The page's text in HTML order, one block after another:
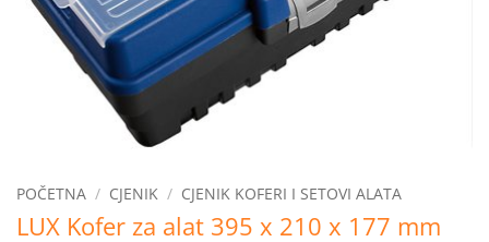
POČETNA / CJENIK / CJENIK KOFERI I SETOVI ALATA
LUX Kofer za alat 395 x 210 x 177 mm